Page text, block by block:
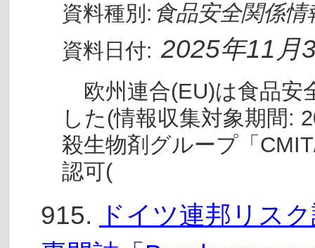
資料種別: 食品安全関係情
資料日付: 2025年11月
欧州連合(EU)は食品安
した(情報収集対象期間:
殺生物剤グループ「
認可(
915.
ドイツ連邦リス